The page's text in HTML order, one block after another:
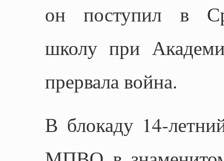
он поступил в
школу при
прервала война.
В блокаду 14-